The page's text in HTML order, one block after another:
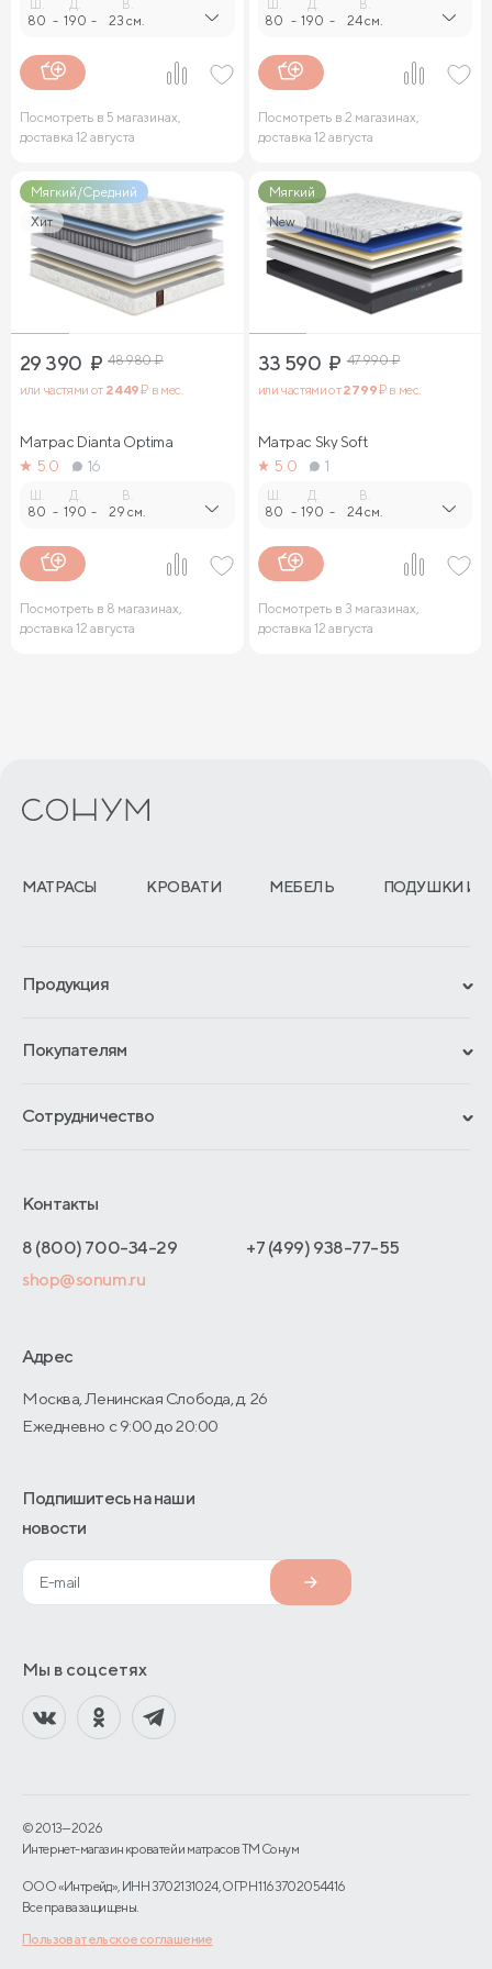
80 -
Д.
190 -
В.
23 см.
Посмотреть в 5 магазинах,
доставка 12 августа
80 -
Д.
190 -
В.
24 см.
Посмотреть в 2 магазинах,
доставка 12 августа
Мягкий/Средний
Хит
29 390 ₽ 48 980₽
или частями от 2 449₽ в мес.
Матрас Dianta Optima
5.0
16
80 -
Д.
190 -
В.
29 см.
Посмотреть в 8 магазинах,
доставка 12 августа
Мягкий
New
33 590 ₽ 47 990₽
или частями от2 799₽ в мес.
Матрас Sky Soft
5.0
1
80 -
Д.
190 -
В.
24 см.
Посмотреть в 3 магазинах,
доставка 12 августа
МАТРАСЫ КРОВАТИ МЕБЕЛЬ ПОДУШКИ И
Продукция
Гарантии
Отзывы покупателей
Покупателям
Обмен и возврат
Как оформить заказ
Адреса магазинов
Договор-оферты
Сотрудничество
Отельерам
Оптовые продажи
О производстве
Контакты
8 (800) 700-34-29
+7 (499) 938-77-55
shop@sonum.ru
Адрес
Москва, Ленинская Слобода, д. 26
Ежедневно с 9:00 до 20:00
Подпишитесь на наши
новости
Мы в соцсетях
© 2013—2026
Интернет-магазин кроватей и матрасов TM Сонум
ООО «Интрейд», ИНН 3702131024, ОГРН 1163702054416
Все права защищены.
Пользовательское соглашение